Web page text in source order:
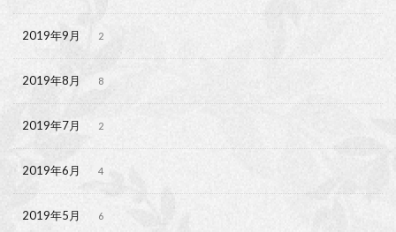
2019年9月 2
2019年8月 8
2019年7月 2
2019年6月 4
2019年5月 6